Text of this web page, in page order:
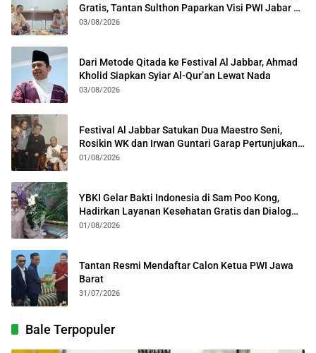
Gratis, Tantan Sulthon Paparkan Visi PWI Jabar di
Kota Bogor
03/08/2026
Dari Metode Qitada ke Festival Al Jabbar, Ahmad
Kholid Siapkan Syiar Al-Qur’an Lewat Nada
03/08/2026
Festival Al Jabbar Satukan Dua Maestro Seni,
Rosikin WK dan Irwan Guntari Garap Pertunjukan
Kolosal
01/08/2026
YBKI Gelar Bakti Indonesia di Sam Poo Kong,
Hadirkan Layanan Kesehatan Gratis dan Dialog
Kebangsaan
01/08/2026
Tantan Resmi Mendaftar Calon Ketua PWI Jawa
Barat
31/07/2026
Bale Terpopuler